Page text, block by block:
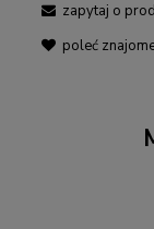
zapytaj o
poleć